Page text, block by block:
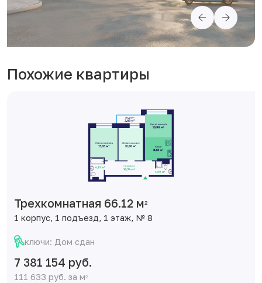
Похожие квартиры
Трехкомнатная 66.12 м2
1 корпус, 1 подъезд, 1 этаж, № 8
ключи: Дом сдан
7 381 154 руб.
111 633 руб. за м2